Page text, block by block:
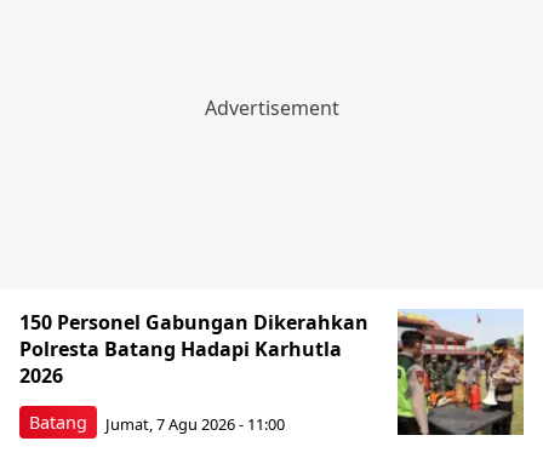
Batang
150 Personel Gabungan Dikerahkan
Polresta Batang Hadapi Karhutla
2026
Jumat, 7 Agu 2026 - 11:00